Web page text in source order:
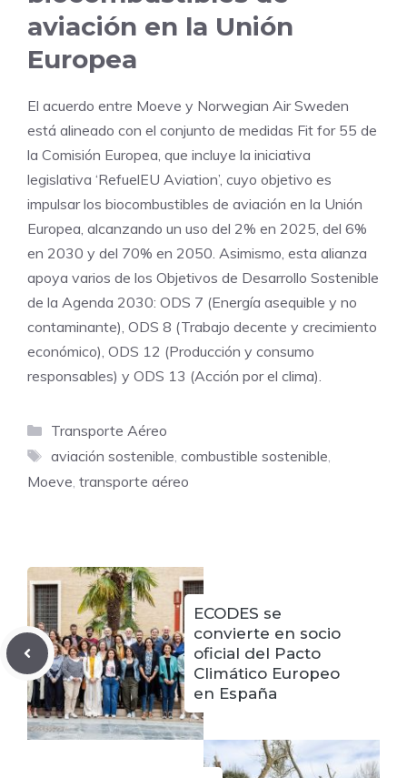
aviación en la Unión
Europea
El acuerdo entre Moeve y Norwegian Air Sweden
está alineado con el conjunto de medidas Fit for 55 de
la Comisión Europea, que incluye la iniciativa
legislativa ‘RefuelEU Aviation’, cuyo objetivo es
impulsar los biocombustibles de aviación en la Unión
Europea, alcanzando un uso del 2% en 2025, del 6%
en 2030 y del 70% en 2050. Asimismo, esta alianza
apoya varios de los Objetivos de Desarrollo Sostenible
de la Agenda 2030: ODS 7 (Energía asequible y no
contaminante), ODS 8 (Trabajo decente y crecimiento
económico), ODS 12 (Producción y consumo
responsables) y ODS 13 (Acción por el clima).
Categorías
Transporte Aéreo
Etiquetas
aviación sostenible, combustible sostenible,
Moeve, transporte aéreo
ECODES se
convierte en socio
oficial del Pacto
Climático Europeo
en España